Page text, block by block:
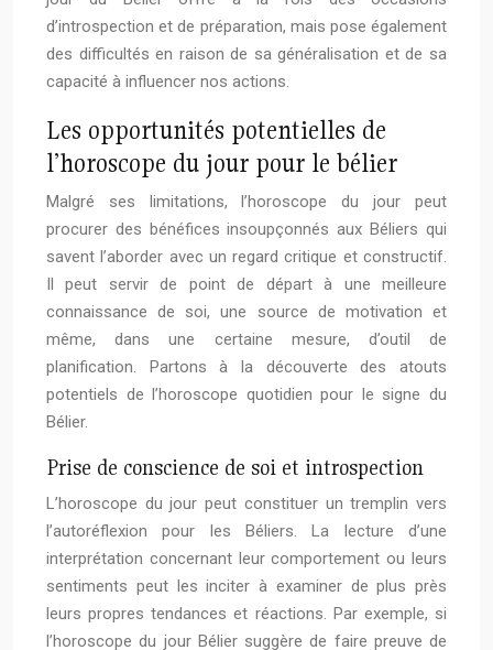
d’introspection et de préparation, mais pose également
des difficultés en raison de sa généralisation et de sa
capacité à influencer nos actions.
Les opportunités potentielles de
l’horoscope du jour pour le bélier
Malgré ses limitations, l’horoscope du jour peut
procurer des bénéfices insoupçonnés aux Béliers qui
savent l’aborder avec un regard critique et constructif.
Il peut servir de point de départ à une meilleure
connaissance de soi, une source de motivation et
même, dans une certaine mesure, d’outil de
planification. Partons à la découverte des atouts
potentiels de l’horoscope quotidien pour le signe du
Bélier.
Prise de conscience de soi et introspection
L’horoscope du jour peut constituer un tremplin vers
l’autoréflexion pour les Béliers. La lecture d’une
interprétation concernant leur comportement ou leurs
sentiments peut les inciter à examiner de plus près
leurs propres tendances et réactions. Par exemple, si
l’horoscope du jour Bélier suggère de faire preuve de